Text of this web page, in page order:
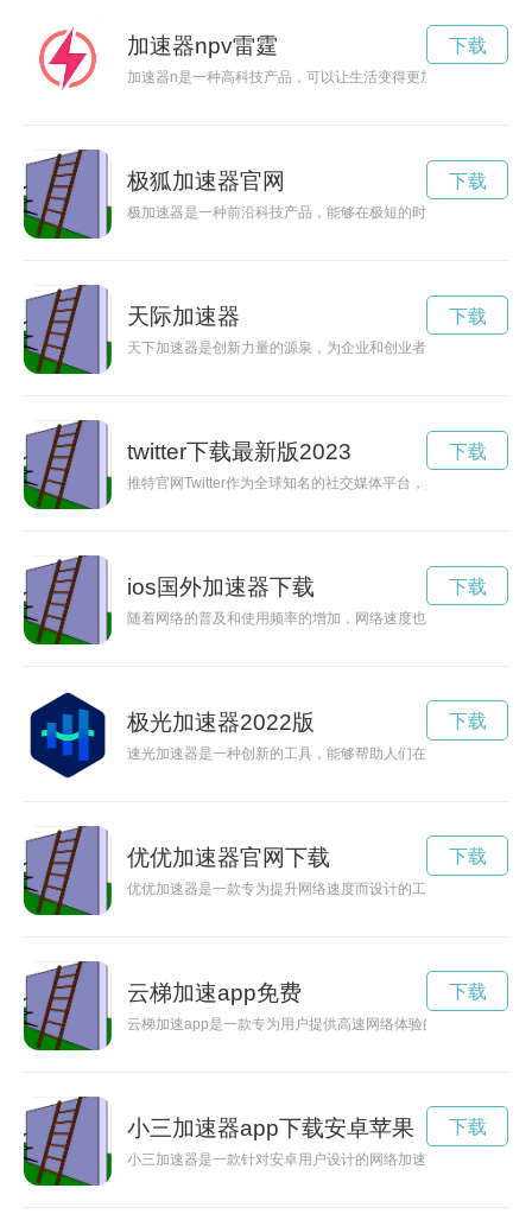
加速器npv雷霆
加速器n是一种高科技产品，可以让生活变得更加高效和便利
下载
极狐加速器官网
极加速器是一种前沿科技产品，能够在极短的时间内加速物体
下载
天际加速器
天下加速器是创新力量的源泉，为企业和创业者提供平台和支
下载
twitter下载最新版2023
推特官网Twitter作为全球知名的社交媒体平台，具有强大的信
下载
ios国外加速器下载
随着网络的普及和使用频率的增加，网络速度也成为人们关注
下载
极光加速器2022版
速光加速器是一种创新的工具，能够帮助人们在工作与创作中
下载
优优加速器官网下载
优优加速器是一款专为提升网络速度而设计的工具，能够帮助
下载
云梯加速app免费
云梯加速app是一款专为用户提供高速网络体验的应用程序，
下载
小三加速器app下载安卓苹果
小三加速器是一款针对安卓用户设计的网络加速工具，可以帮
下载